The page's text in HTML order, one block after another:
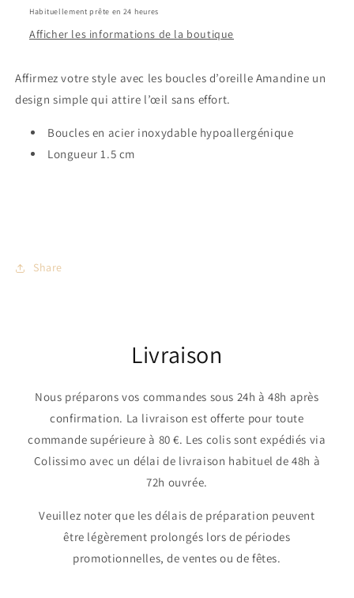
Creole
Creole
Habituellement prête en 24 heures
Afficher les informations de la boutique
Affirmez votre style avec les boucles d’oreille Amandine un
design simple qui attire l’œil sans effort.
Boucles en acier inoxydable hypoallergénique
Longueur 1.5 cm
Share
Livraison
Nous préparons vos commandes sous 24h à 48h après
confirmation. La livraison est offerte pour toute
commande supérieure à 80 €. Les colis sont expédiés via
Colissimo avec un délai de livraison habituel de 48h à
72h ouvrée.
Veuillez noter que les délais de préparation peuvent
être légèrement prolongés lors de périodes
promotionnelles, de ventes ou de fêtes.